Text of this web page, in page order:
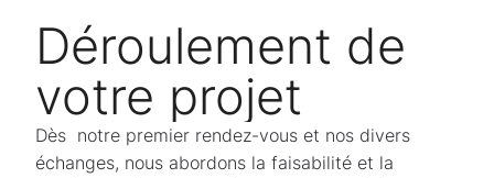
Déroulement de
votre projet
Dès notre premier rendez-vous et nos divers
échanges, nous abordons la faisabilité et la